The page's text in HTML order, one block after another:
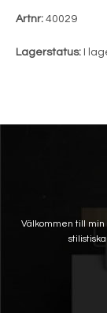
Artnr: 40029
Lagerstatus: I
Välkommen till min